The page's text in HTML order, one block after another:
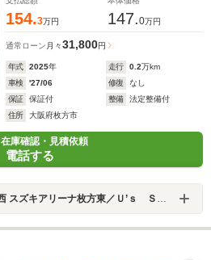
154.3万円 147.0万円
通常ローン 月々31,800円
年式 2025年 走行 0.2万km
車検
'27/06 修復
なし
保証
保証付 整備
法定整備付
住所
大阪府枚方市
庫確認・見積依頼
電話する
キアリーナ枚方東／Ｕ’ｓ ＳＴＡＴＩＯＮ枚方